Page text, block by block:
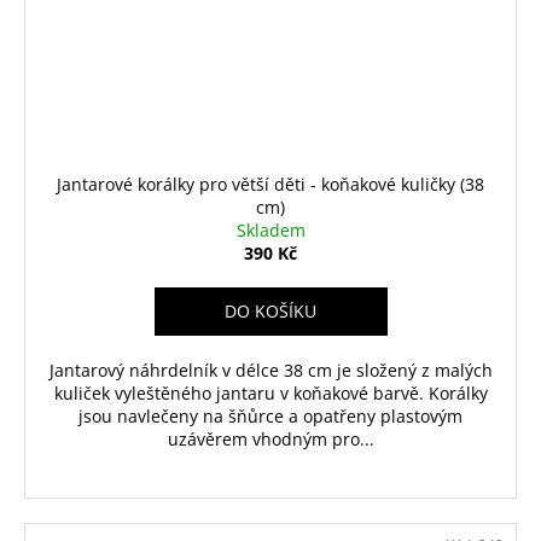
Jantarové korálky pro větší děti - koňakové kuličky (38
cm)
Skladem
390 Kč
DO KOŠÍKU
Jantarový náhrdelník v délce 38 cm je složený z malých
kuliček vyleštěného jantaru v koňakové barvě. Korálky
jsou navlečeny na šňůrce a opatřeny plastovým
uzávěrem vhodným pro...